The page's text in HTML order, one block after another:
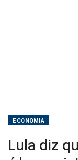
ECONOMIA
Lula diz